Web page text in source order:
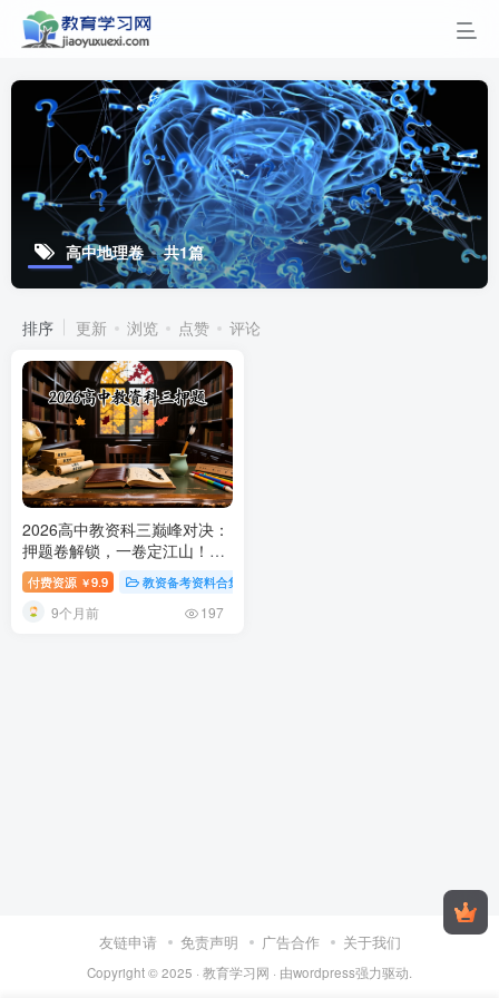
高中地理卷 共1篇
排序 更新 浏览 点赞 评论
2026高中教资科三巅峰对决：
押题卷解锁，一卷定江山！ 高
中教师资格考试科目三押题卷
详解：2026数学地理历史美术
体育英语信息技术语文备考攻
付费资源 ￥9.9 教资备考资料合集
9个月前 197
友链申请 免责声明 广告合作 关于我们
Copyright © 2025 · 教育学习网 · 由wordpress强力驱动.